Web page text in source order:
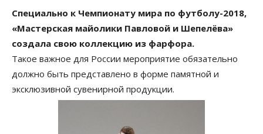
Специально к Чемпионату мира по футболу-2018,
«Мастерская майолики Павловой и Шепелёва»
создала свою коллекцию из фарфора.
Такое важное для России мероприятие обязательно
должно быть представлено в форме памятной и
эксклюзивной сувенирной продукции.